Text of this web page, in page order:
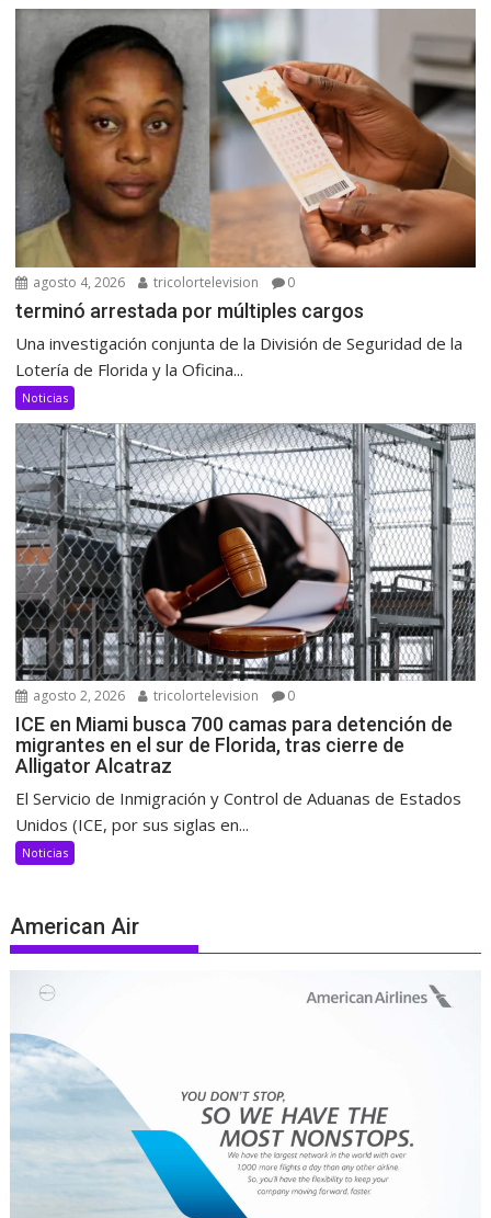
agosto 4, 2026 tricolortelevision 0
terminó arrestada por múltiples cargos
Una investigación conjunta de la División de Seguridad de la
Lotería de Florida y la Oficina...
Noticias
agosto 2, 2026 tricolortelevision 0
ICE en Miami busca 700 camas para detención de
migrantes en el sur de Florida, tras cierre de
Alligator Alcatraz
El Servicio de Inmigración y Control de Aduanas de Estados
Unidos (ICE, por sus siglas en...
Noticias
American Air